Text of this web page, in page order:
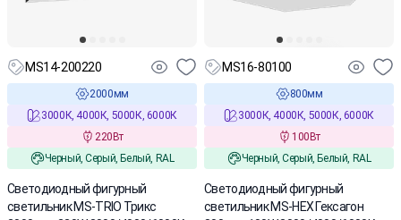
MS14-200220
2000мм
3000К, 4000К, 5000К, 6000К
220Вт
Черный, Серый, Белый, RAL
Светодиодный фигурный
светильник MS-TRIO Трикс
MS16-80100
800мм
3000К, 4000К, 5000К, 6000К
100Вт
Черный, Серый, Белый, RAL
Cветодиодный фигурный
светильник MS-HEX Гексагон